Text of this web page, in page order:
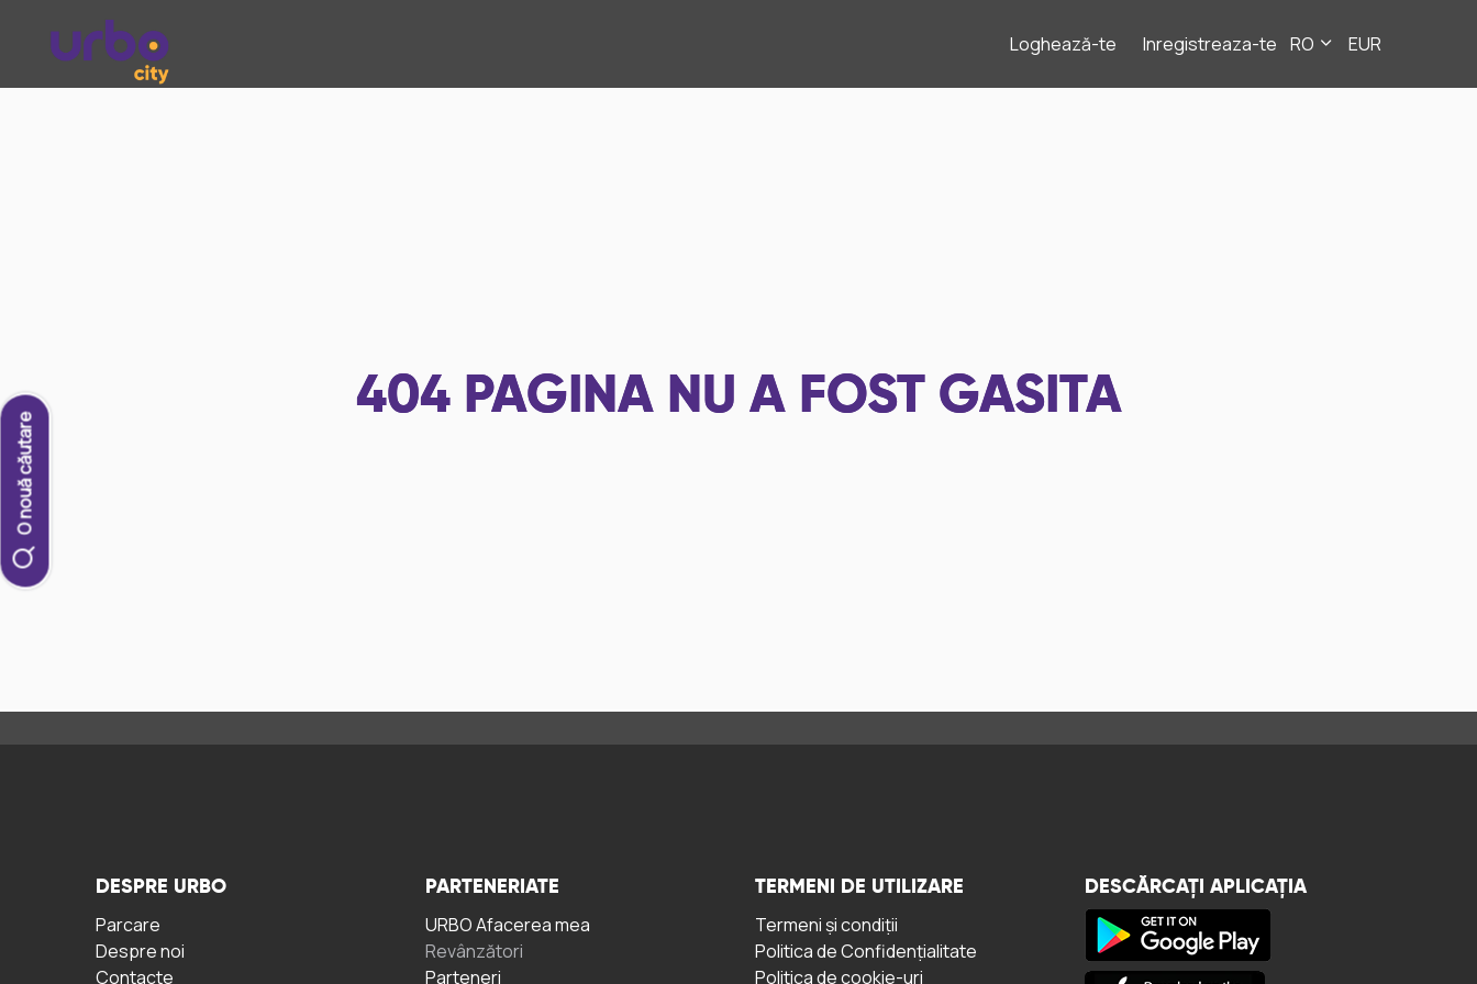
Loghează-te Inregistreaza-te RO EUR
O nouă căutare
404 PAGINA NU A FOST GASITA
DESPRE URBO
Parcare
Despre noi
Contacte
PARTENERIATE
URBO Afacerea mea
Revânzători
Parteneri
TERMENI DE UTILIZARE
Termeni și condiții
Politica de Confidențialitate
Politica de cookie-uri
DESCĂRCAȚI APLICAȚIA